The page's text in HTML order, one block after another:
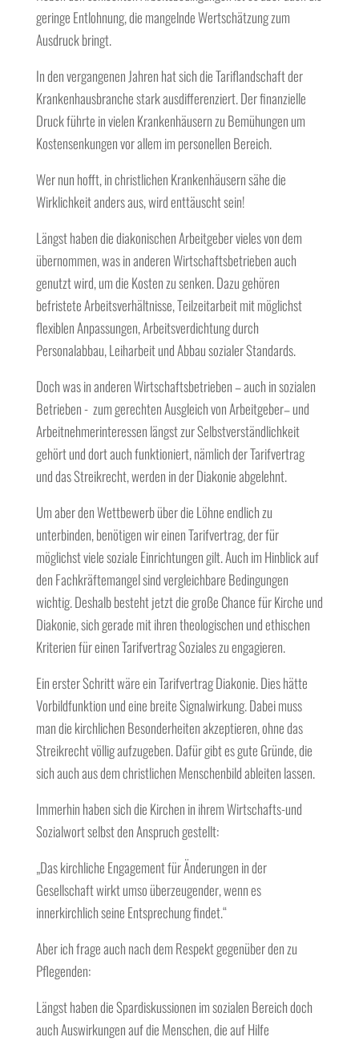
geringe Entlohnung, die mangelnde Wertschätzung zum
Ausdruck bringt.
In den vergangenen Jahren hat sich die Tariflandschaft der
Krankenhausbranche stark ausdifferenziert. Der finanzielle
Druck führte in vielen Krankenhäusern zu Bemühungen um
Kostensenkungen vor allem im personellen Bereich.
Wer nun hofft, in christlichen Krankenhäusern sähe die
Wirklichkeit anders aus, wird enttäuscht sein!
Längst haben die diakonischen Arbeitgeber vieles von dem
übernommen, was in anderen Wirtschaftsbetrieben auch
genutzt wird, um die Kosten zu senken. Dazu gehören
befristete Arbeitsverhältnisse, Teilzeitarbeit mit möglichst
flexiblen Anpassungen, Arbeitsverdichtung durch
Personalabbau, Leiharbeit und Abbau sozialer Standards.
Doch was in anderen Wirtschaftsbetrieben – auch in sozialen
Betrieben - zum gerechten Ausgleich von Arbeitgeber– und
Arbeitnehmerinteressen längst zur Selbstverständlichkeit
gehört und dort auch funktioniert, nämlich der Tarifvertrag
und das Streikrecht, werden in der Diakonie abgelehnt.
Um aber den Wettbewerb über die Löhne endlich zu
unterbinden, benötigen wir einen Tarifvertrag, der für
möglichst viele soziale Einrichtungen gilt. Auch im Hinblick auf
den Fachkräftemangel sind vergleichbare Bedingungen
wichtig. Deshalb besteht jetzt die große Chance für Kirche und
Diakonie, sich gerade mit ihren theologischen und ethischen
Kriterien für einen Tarifvertrag Soziales zu engagieren.
Ein erster Schritt wäre ein Tarifvertrag Diakonie. Dies hätte
Vorbildfunktion und eine breite Signalwirkung. Dabei muss
man die kirchlichen Besonderheiten akzeptieren, ohne das
Streikrecht völlig aufzugeben. Dafür gibt es gute Gründe, die
sich auch aus dem christlichen Menschenbild ableiten lassen.
Immerhin haben sich die Kirchen in ihrem Wirtschafts-und
Sozialwort selbst den Anspruch gestellt:
„Das kirchliche Engagement für Änderungen in der
Gesellschaft wirkt umso überzeugender, wenn es
innerkirchlich seine Entsprechung findet.“
Aber ich frage auch nach dem Respekt gegenüber den zu
Pflegenden:
Längst haben die Spardiskussionen im sozialen Bereich doch
auch Auswirkungen auf die Menschen, die auf Hilfe